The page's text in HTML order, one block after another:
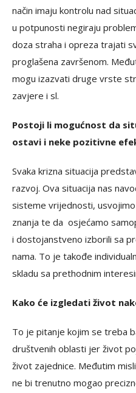
način imaju kontrolu nad
u potpunosti negiraju
doza straha i opreza trajati
proglašena završenom.
mogu izazvati druge vrste
zavjere i sl.
Postoji li mogućnost da
ostavi i neke pozitivne
Svaka krizna situacija
razvoj. Ova situacija nas
sisteme vrijednosti,
znanja te da osjećamo
i dostojanstveno izborili sa
nama. To je takođe
skladu sa prethodnim
Kako će izgledati život
To je pitanje kojim se treba
društvenih oblasti jer život
život zajednice. Međutim
ne bi trenutno mogao